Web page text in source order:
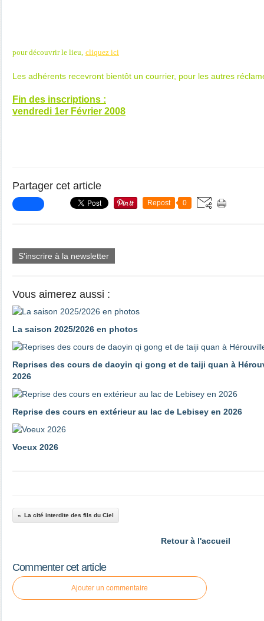
pour découvrir le lieu, cliquez ici
Les adhérents recevront bientôt un courrier, pour les autres
Fin des inscriptions :
vendredi 1er Février 2008
Partager cet article
Repost 0
S'inscrire à la newsletter
Vous aimerez aussi :
La saison 2025/2026 en photos
Reprises des cours de daoyin qi gong et de taiji quan à
2026
Reprise des cours en extérieur au lac de Lebisey en 2026
Voeux 2026
La cité interdite des fils du Ciel
Retour à l'accueil
Commenter cet article
Ajouter un commentaire